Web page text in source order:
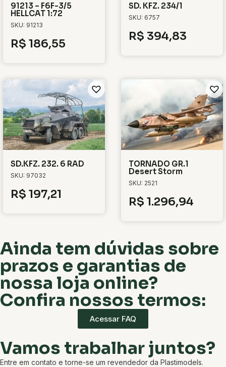
91213 – F6F-3/5
HELLCAT 1:72
SKU: 91213
R$ 186,55
SD. KFZ. 234/1
SKU: 6757
R$ 394,83
SD.KFZ. 232. 6 RAD
SKU: 97032
R$ 197,21
TORNADO GR.1
Desert Storm
SKU: 2521
R$ 1.296,94
Ainda tem dúvidas sobre
prazos e garantias de
nossa loja online?
Confira nossos termos:
Acessar FAQ
Vamos trabalhar juntos?
Entre em contato e torne-se um revendedor da Plastimodels.